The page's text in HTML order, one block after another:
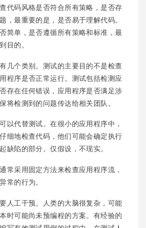
代码风格是否符合所有策略，是否存
，最重要的是，是否易于理解代码。
简单，是否遵循所有策略和标准，最
目的。
几个类别。测试的主要目的不是检查
程序是否正常运行。测试包括检测应
存在任何错误，应用程序是否满足涉
将检测到的问题传达给相关团队。
以代替测试。在很小的应用程序中，
细地检查代码，他们可能会确定执行
缺陷的部分。仅假设，不现实。
常采用固定方法来检查应用程序流，
常的行为。
人工干预。人类的大脑很复杂，可能
时可能尚未预编程的方案。有经验的